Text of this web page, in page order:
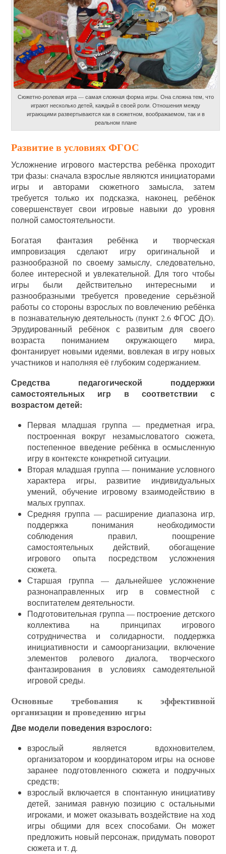
Сюжетно-ролевая игра — самая сложная форма игры. Она сложна тем, что
играют несколько детей, каждый в своей роли. Отношения между
играющими развертываются как в сюжетном, воображаемом, так и в
реальном плане
Развитие в условиях ФГОС
Усложнение игрового мастерства ребёнка проходит
три фазы: сначала взрослые являются инициаторами
игры и авторами сюжетного замысла, затем
требуется только их подсказка, наконец, ребёнок
совершенствует свои игровые навыки до уровня
полной самостоятельности.
Богатая фантазия ребёнка и творческая
импровизация сделают игру оригинальной и
разнообразной по своему замыслу, следовательно,
более интересной и увлекательной. Для того чтобы
игры были действительно интересными и
разнообразными требуется проведение серьёзной
работы со стороны взрослых по вовлечению ребёнка
в познавательную деятельность (пункт 2.6 ФГОС ДО).
Эрудированный ребёнок с развитым для своего
возраста пониманием окружающего мира,
фонтанирует новыми идеями, вовлекая в игру новых
участников и наполняя её глубоким содержанием.
Средства педагогической поддержки
самостоятельных игр в соответствии с
возрастом детей:
Первая младшая группа — предметная игра,
построенная вокруг незамысловатого сюжета,
постепенное введение ребёнка в осмысленную
игру в контексте конкретной ситуации.
Вторая младшая группа — понимание условного
характера игры, развитие индивидуальных
умений, обучение игровому взаимодействию в
малых группах.
Средняя группа — расширение диапазона игр,
поддержка понимания необходимости
соблюдения правил, поощрение
самостоятельных действий, обогащение
игрового опыта посредством усложнения
сюжета.
Старшая группа — дальнейшее усложнение
разнонаправленных игр в совместной с
воспитателем деятельности.
Подготовительная группа — построение детского
коллектива на принципах игрового
сотрудничества и солидарности, поддержка
инициативности и самоорганизации, включение
элементов ролевого диалога, творческого
фантазирования в условиях самодеятельной
игровой среды.
Основные требования к эффективной
организации и проведению игры
Две модели поведения взрослого:
взрослый является вдохновителем,
организатором и координатором игры на основе
заранее подготовленного сюжета и подручных
средств;
взрослый включается в спонтанную инициативу
детей, занимая равную позицию с остальными
игроками, и может оказывать воздействие на ход
игры общими для всех способами. Он может
предложить новый персонаж, придумать поворот
сюжета и т. д.